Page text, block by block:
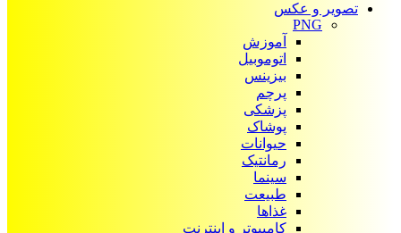
تصویر و عکس
PNG
آموزش
اتوموبیل
بیزینس
پرچم
پزشکی
پوشاک
حیوانات
رمانتیک
سینما
طبیعت
غذاها
کامپیوتر و اینترنت